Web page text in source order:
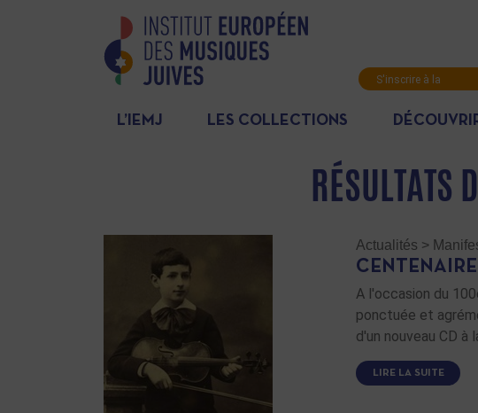
S'inscrire à la
L’IEMJ LES COLLECTIONS
RÉSULTATS
Actualités >
A l'occasion du
ponctuée et
d'un nouveau CD à
LIRE LA SUITE